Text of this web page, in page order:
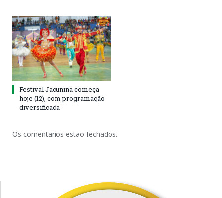
Festival Jacunina começa
hoje (12), com programação
diversificada
Os comentários estão fechados.